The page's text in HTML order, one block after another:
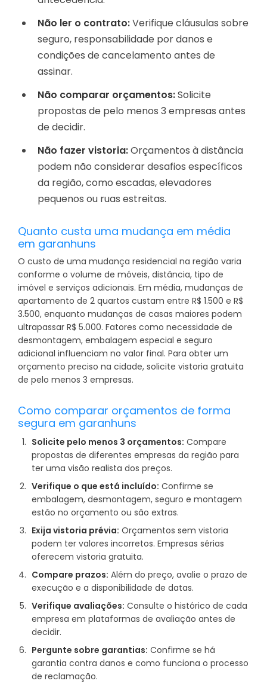
Não ler o contrato:Verifique cláusulas sobre
seguro, responsabilidade por danos e
condições de cancelamento antes de
assinar.
Não comparar orçamentos:Solicite
propostas de pelo menos 3 empresas antes
de decidir.
Não fazer vistoria:Orçamentos à distância
podem não considerar desafios específicos
da região, como escadas, elevadores
pequenos ou ruas estreitas.
Quanto custa uma mudança em média
em garanhuns
O custo de uma mudança residencial na região varia
conforme o volume de móveis, distância, tipo de
imóvel e serviços adicionais. Em média, mudanças de
apartamento de 2 quartos custam entre R$ 1.500 e R$
3.500, enquanto mudanças de casas maiores podem
ultrapassar R$ 5.000. Fatores como necessidade de
desmontagem, embalagem especial e seguro
adicional influenciam no valor final. Para obter um
orçamento preciso na cidade, solicite vistoria gratuita
de pelo menos 3 empresas.
Como comparar orçamentos de forma
segura em garanhuns
Solicite pelo menos 3 orçamentos: Compare
propostas de diferentes empresas da região para
ter uma visão realista dos preços.
Verifique o que está incluído: Confirme se
embalagem, desmontagem, seguro e montagem
estão no orçamento ou são extras.
Exija vistoria prévia: Orçamentos sem vistoria
podem ter valores incorretos. Empresas sérias
oferecem vistoria gratuita.
Compare prazos: Além do preço, avalie o prazo de
execução e a disponibilidade de datas.
Verifique avaliações: Consulte o histórico de cada
empresa em plataformas de avaliação antes de
decidir.
Pergunte sobre garantias: Confirme se há
garantia contra danos e como funciona o processo
de reclamação.